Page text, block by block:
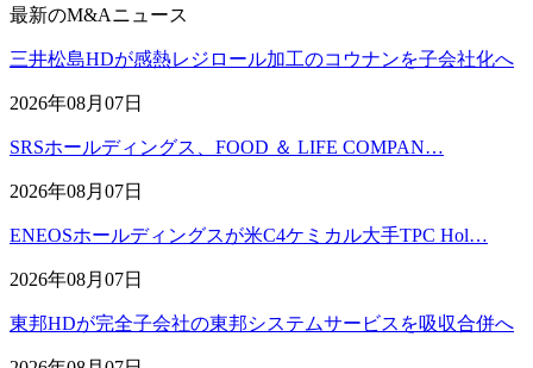
最新のM&Aニュース
三井松島HDが感熱レジロール加工のコウナンを子会社化へ
2026年08月07日
SRSホールディングス、FOOD ＆ LIFE COMPAN…
2026年08月07日
ENEOSホールディングスが米C4ケミカル大手TPC Hol…
2026年08月07日
東邦HDが完全子会社の東邦システムサービスを吸収合併へ